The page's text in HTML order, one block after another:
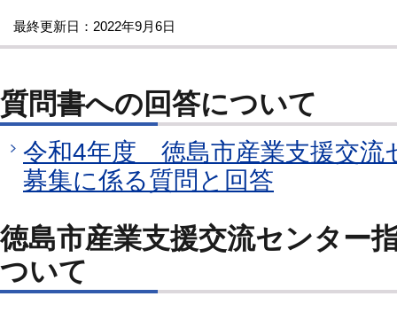
最終更新日：2022年9月6日
質問書への回答について
令和4年度 徳島市産業支援交流
募集に係る質問と回答
徳島市産業支援交流センター
ついて